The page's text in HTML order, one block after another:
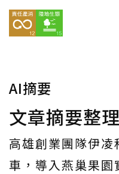
AI摘要
文章摘要整理
高雄創業團隊伊
車，導入燕巢果